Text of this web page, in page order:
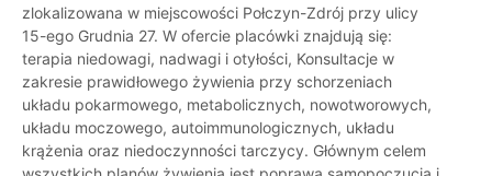
zlokalizowana w miejscowości Połczyn-Zdrój przy ulicy
15-ego Grudnia 27. W ofercie placówki znajdują się:
terapia niedowagi, nadwagi i otyłości, Konsultacje w
zakresie prawidłowego żywienia przy schorzeniach
układu pokarmowego, metabolicznych, nowotworowych,
układu moczowego, autoimmunologicznych, układu
krążenia oraz niedoczynności tarczycy. Głównym celem